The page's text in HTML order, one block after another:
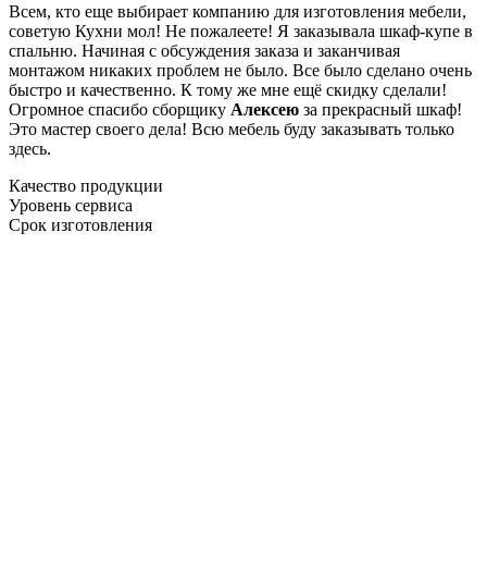
Всем, кто еще выбирает компанию для изготовления мебели,
советую Кухни мол! Не пожалеете! Я заказывала шкаф-купе в
спальню. Начиная с обсуждения заказа и заканчивая
монтажом никаких проблем не было. Все было сделано очень
быстро и качественно. К тому же мне ещё скидку сделали!
Огромное спасибо сборщику Алексею за прекрасный шкаф!
Это мастер своего дела! Всю мебель буду заказывать только
здесь.
Качество продукции
Уровень сервиса
Срок изготовления